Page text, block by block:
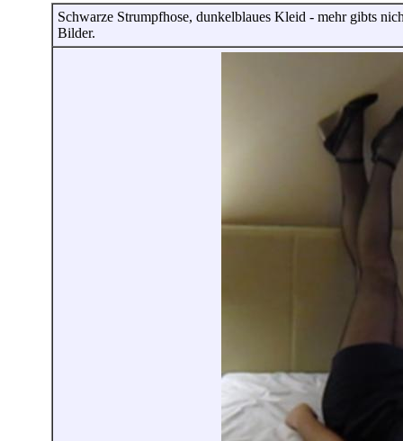
Schwarze Strumpfhose, dunkelblaues Kleid - mehr gibts
Bilder.